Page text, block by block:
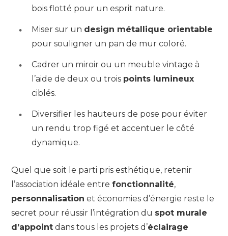
bois flotté pour un esprit nature.
Miser sur un design métallique orientable
pour souligner un pan de mur coloré.
Cadrer un miroir ou un meuble vintage à
l’aide de deux ou trois points lumineux
ciblés.
Diversifier les hauteurs de pose pour éviter
un rendu trop figé et accentuer le côté
dynamique.
Quel que soit le parti pris esthétique, retenir
l’association idéale entre fonctionnalité,
personnalisation et économies d’énergie reste le
secret pour réussir l’intégration du spot murale
d’appoint dans tous les projets d’éclairage